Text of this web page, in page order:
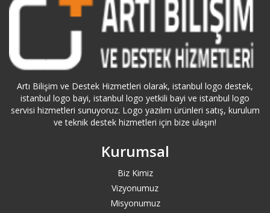
Bahçelievler Logo Destek
Bakırköy Logo Destek
Balıkesir Logo Destek
Bartın Logo Destek
Başakşehir Logo Destek
Artı Bilişim ve Destek Hizmetleri olarak, istanbul logo destek,
istanbul logo bayi, istanbul logo yetkili bayi ve istanbul logo
servisi hizmetleri sunuyoruz. Logo yazılım ürünleri satış, kurulum
ve teknik destek hizmetleri için bize ulaşın!
Kurumsal
Biz Kimiz
Vizyonumuz
Misyonumuz